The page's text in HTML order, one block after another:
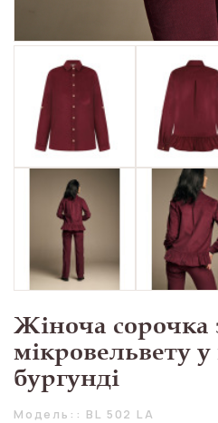
Жіноча сорочка
мікровельвету у
бургунді
Модель:: BL 502 LA